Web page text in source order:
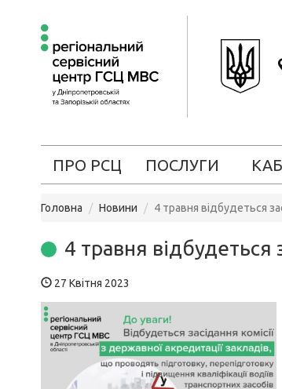
ПРО РСЦ ПОСЛУГИ
Головна Новини 4 травня відбудеться
4 травня відбудеться
27 Квітня 2023